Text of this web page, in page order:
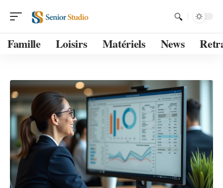
Famille Loisirs Matériels News